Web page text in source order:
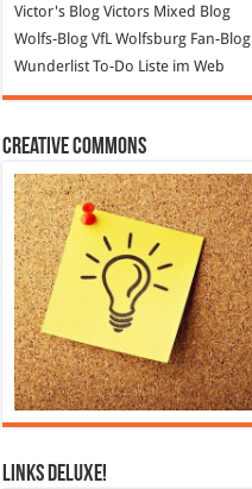
Victor's Blog Victors Mixed Blog
Wolfs-Blog VfL Wolfsburg Fan-Blog
Wunderlist To-Do Liste im Web
Creative Commons
Links DeLuXe!